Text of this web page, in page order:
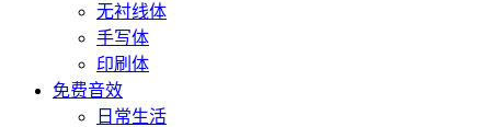
无衬线体
手写体
印刷体
免费音效
日常生活